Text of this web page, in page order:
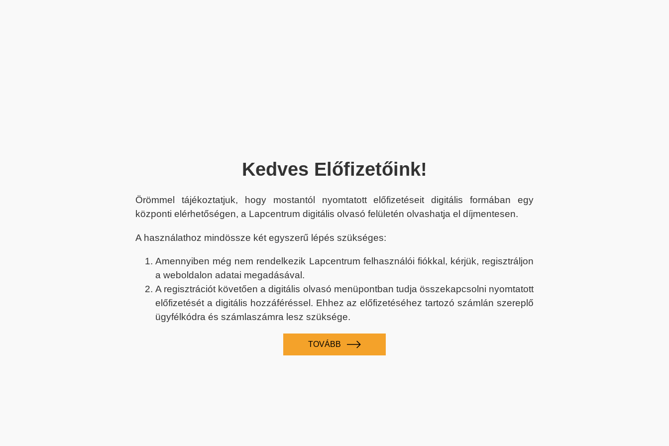
Kedves Előfizetőink!
Örömmel tájékoztatjuk, hogy mostantól nyomtatott előfizetéseit digitális formában egy
központi elérhetőségen, a Lapcentrum digitális olvasó felületén olvashatja el díjmentesen.
A használathoz mindössze két egyszerű lépés szükséges:
Amennyiben még nem rendelkezik Lapcentrum felhasználói fiókkal, kérjük, regisztráljon
a weboldalon adatai megadásával.
A regisztrációt követően a digitális olvasó menüpontban tudja összekapcsolni nyomtatott
előfizetését a digitális hozzáféréssel. Ehhez az előfizetéséhez tartozó számlán szereplő
ügyfélkódra és számlaszámra lesz szüksége.
TOVÁBB